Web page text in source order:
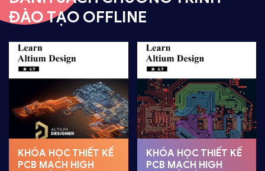
ĐÀO TẠO OFFLINE
KHÓA HỌC THIẾT KẾ
PCB MẠCH HIGH
KHÓA HỌC THIẾT KẾ
PCB MẠCH HIGH